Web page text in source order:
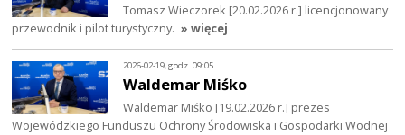
Tomasz Wieczorek [20.02.2026 r.] licencjonowany
przewodnik i pilot turystyczny. » więcej
2026-02-19, godz. 09:05
Waldemar Miśko
Waldemar Miśko [19.02.2026 r.] prezes
Wojewódzkiego Funduszu Ochrony Środowiska i Gospodarki Wodnej